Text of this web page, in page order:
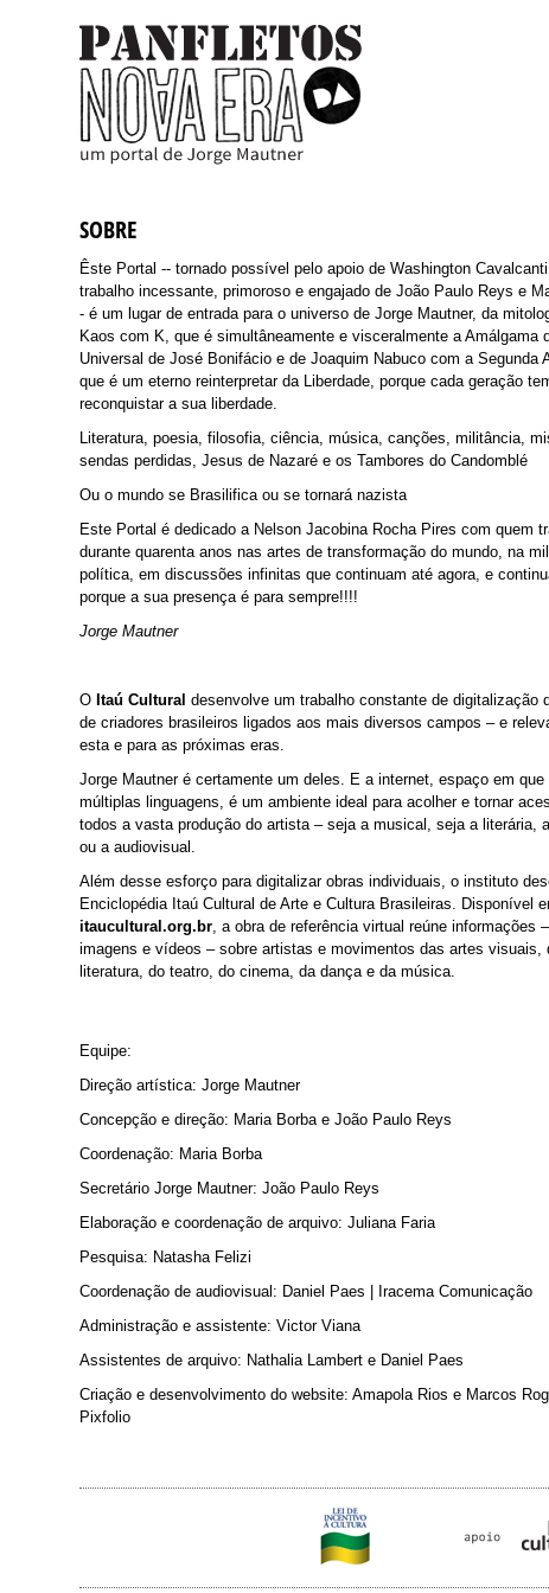
SOBRE
Êste Portal -- tornado possível pelo apoio de Washington
trabalho incessante, primoroso e engajado de João Paulo Reys e
- é um lugar de entrada para o universo de Jorge Mautner, da
Kaos com K, que é simultâneamente e visceralmente a Amálgama
Universal de José Bonifácio e de Joaquim Nabuco com a Segunda
que é um eterno reinterpretar da Liberdade, porque cada geração
reconquistar a sua liberdade.
Literatura, poesia, filosofia, ciência, música, canções, militância,
sendas perdidas, Jesus de Nazaré e os Tambores do Candomblé
Ou o mundo se Brasilifica ou se tornará nazista
Este Portal é dedicado a Nelson Jacobina Rocha Pires com quem
durante quarenta anos nas artes de transformação do mundo, na
política, em discussões infinitas que continuam até agora, e
porque a sua presença é para sempre!!!!
Jorge Mautner
O Itaú Cultural desenvolve um trabalho constante de digitalização
de criadores brasileiros ligados aos mais diversos campos – e
esta e para as próximas eras.
Jorge Mautner é certamente um deles. E a internet, espaço em que
múltiplas linguagens, é um ambiente ideal para acolher e tornar
todos a vasta produção do artista – seja a musical, seja a literária,
ou a audiovisual.
Além desse esforço para digitalizar obras individuais, o instituto
Enciclopédia Itaú Cultural de Arte e Cultura Brasileiras. Disponível
itaucultural.org.br, a obra de referência virtual reúne informações
imagens e vídeos – sobre artistas e movimentos das artes visuais,
literatura, do teatro, do cinema, da dança e da música.
Equipe:
Direção artística: Jorge Mautner
Concepção e direção: Maria Borba e João Paulo Reys
Coordenação: Maria Borba
Secretário Jorge Mautner: João Paulo Reys
Elaboração e coordenação de arquivo: Juliana Faria
Pesquisa: Natasha Felizi
Coordenação de audiovisual: Daniel Paes | Iracema Comunicação
Administração e assistente: Victor Viana
Assistentes de arquivo: Nathalia Lambert e Daniel Paes
Criação e desenvolvimento do website: Amapola Rios e Marcos
Pixfolio